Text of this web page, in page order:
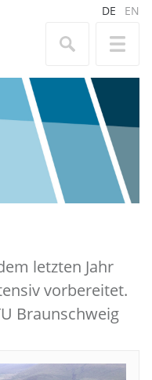
DE EN
letzten Jahr
vorbereitet.
Braunschweig